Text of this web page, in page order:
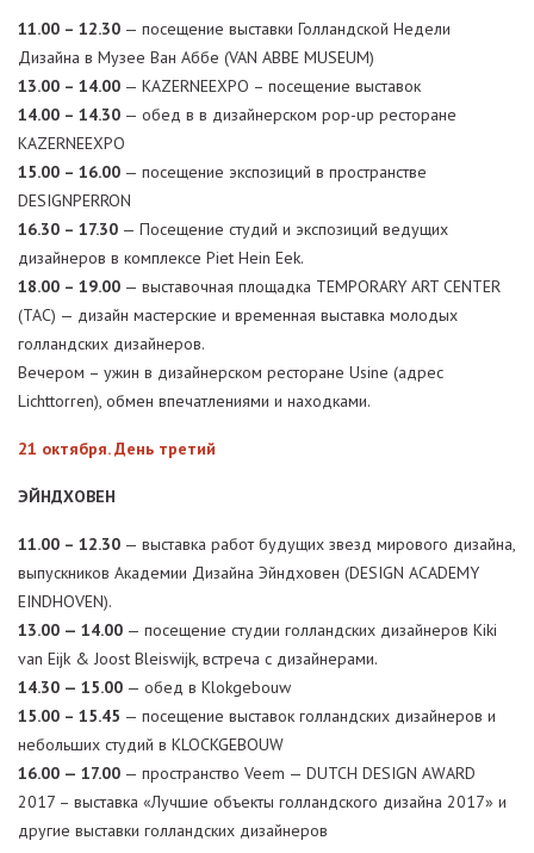
11.00 – 12.30 — посещение выставки Голландской Недели
Дизайна в Музее Ван Аббе (VAN ABBE MUSEUM)
13.00 – 14.00 — KAZERNEEXPO – посещение выставок
14.00 – 14.30 — обед в в дизайнерском pop-up ресторане
KAZERNEEXPO
15.00 – 16.00 — посещение экспозиций в пространстве
DESIGNPERRON
16.30 – 17.30 — Посещение студий и экспозиций ведущих
дизайнеров в комплексе Piet Hein Eek.
18.00 – 19.00 — выставочная площадка TEMPORARY ART CENTER
(TAC) — дизайн мастерские и временная выставка молодых
голландских дизайнеров.
Вечером – ужин в дизайнерском ресторане Usine (адрес
Lichttorren), обмен впечатлениями и находками.
21 октября. День третий
ЭЙНДХОВЕН
11.00 – 12.30 — выставка работ будущих звезд мирового дизайна,
выпускников Академии Дизайна Эйндховен (DESIGN ACADEMY
EINDHOVEN).
13.00 — 14.00 — посещение студии голландских дизайнеров Kiki
van Eijk & Joost Bleiswijk, встреча с дизайнерами.
14.30 — 15.00 — обед в Klokgebouw
15.00 – 15.45 — посещение выставок голландских дизайнеров и
небольших студий в KLOCKGEBOUW
16.00 — 17.00 — пространство Veem — DUTCH DESIGN AWARD
2017 – выставка «Лучшие объекты голландского дизайна 2017» и
другие выставки голландских дизайнеров